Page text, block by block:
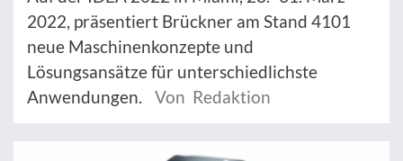
2022, präsentiert Brückner am Stand 4101
neue Maschinenkonzepte und
Lösungsansätze für unterschiedlichste
Anwendungen.
Von Redaktion